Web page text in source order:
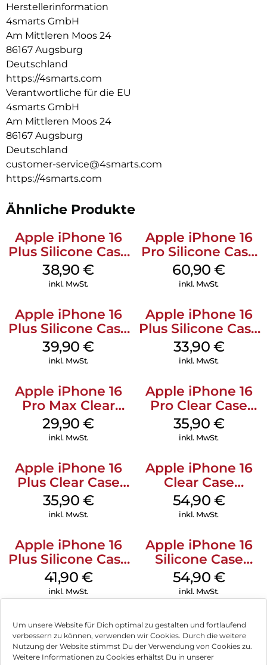
Um unsere Website für Dich optimal zu gestalten und fortlaufend
verbessern zu können, verwenden wir Cookies. Durch die weitere
Nutzung der Website stimmst Du der Verwendung von Cookies zu.
Weitere Informationen zu Cookies erhältst Du in unserer
widerstandsfähig gegenüber Flecken und lässt sich mühelos
sauber halten.
Kratzschutz: Unser iPhone Air Case bietet erhöhte Kanten
und einen Innenfutter aus Mikrofaser, um Kratzer auf dem
Display und dem Gehäuse effektiv zu verhindern. Die
erhöhten Kanten schützen das Display vor direktem Kontakt
mit Oberflächen und verhindern somit Kratzer bei
versehentlichen Stürzen oder Abnutzungen. Das weiche
Mikrofaser-Innenfutter sorgt dafür, dass das Gehäuse des
Smartphones geschützt ist und frei von Kratzern bleibt.
Passgenau & funktional: Die passgenaue Schutzhülle für das
iPhone Air bietet nicht nur uneingeschränkten Zugriff auf
alle Anschlüsse, Tasten und Funktionen des Handys, sondern
überzeugt auch durch ihre hervorragende Haptik. Dank des
durchdachten Designs liegt sie angenehm und sicher in der
Hülle kannst du alle Funktionen deines Smartphones voll
nutzen, ohne Kompromisse bei Schutz oder Handhabung
Herstellerinformation
4smarts GmbH
Am Mittleren Moos 24
86167 Augsburg
Deutschland
https://4smarts.com
Verantwortliche für die EU
4smarts GmbH
Am Mittleren Moos 24
86167 Augsburg
Deutschland
customer-service@4smarts.com
https://4smarts.com
Ähnliche Produkte
Apple iPhone 16
Plus Silicone Case
MagSafe Denim
38,90€
inkl. MwSt.
Apple iPhone 16
Pro Silicone Case
MagSafe Stone
Gray
60,90€
inkl. MwSt.
Apple iPhone 16
Plus Silicone Case
MagSafe Plum
39,90€
inkl. MwSt.
Apple iPhone 16
Plus Silicone Case
MagSafe Lake
Green
33,90 €
inkl. MwSt.
Apple iPhone 16
Pro Max Clear
Case MagSafe
Transparent
29,90€
inkl. MwSt.
Apple iPhone 16
Pro Clear Case
MagSafe
Transparent
35,90 €
inkl. MwSt.
Apple iPhone 16
Plus Clear Case
MagSafe
Transparent
35,90 €
inkl. MwSt.
Apple iPhone 16
Clear Case
MagSafe
Transparent
54,90 €
inkl. MwSt.
Apple iPhone 16
Plus Silicone Case
MagSafe Stone
Gray
41,90 €
inkl. MwSt.
Apple iPhone 16
Silicone Case
MagSafe Lake
Green
54,90 €
inkl. MwSt.
Impressum